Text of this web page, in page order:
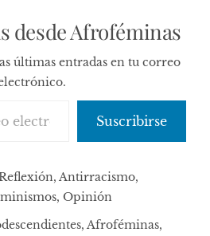
desde Afroféminas
últimas entradas en tu correo
Suscribirse
, Antirracismo,
, Opinión
, Afroféminas,